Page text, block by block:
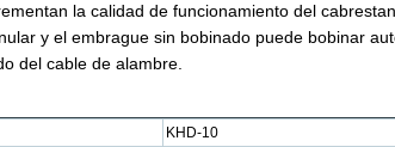
la calidad de funcionamiento del
y el embrague sin bobinado puede bobinar
del cable de alambre.
KHD-10